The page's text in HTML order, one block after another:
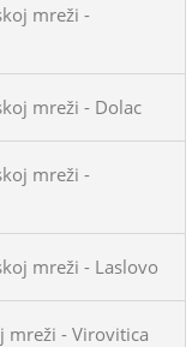
mreži -
mreži - Dolac
mreži -
mreži - Laslovo
mreži - Virovitica